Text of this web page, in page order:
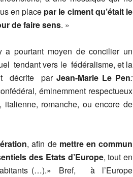
en place par le ciment qu’était le
de faire sens. »
a pourtant moyen de concilier un
tendant vers le fédéralisme, et la
décrite par Jean-Marie Le Pen:
éminemment respectueux
romanche, ou encore de
, afin de mettre en commun
des Etats d’Europe, tout en
habitants (…).» Bref, à l’Europe